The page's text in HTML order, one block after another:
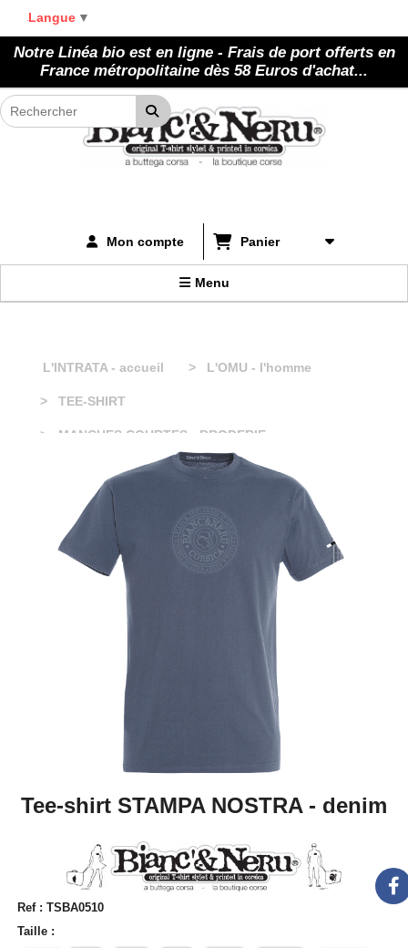
Notre Linéa bio est en ligne - Frais de port offerts en
France métropolitaine dès 58 Euros d'achat...
Mon compte Panier
Menu
L'INTRATA - accueil L'OMU - l'homme
TEE-SHIRT
MANCHES COURTES - BRODERIE
Tee-shirt STAMPA NOSTRA - denim
Tee-shirt STAMPA NOSTRA - denim
Ref : TSBA0510
Taille :
Langue ▼